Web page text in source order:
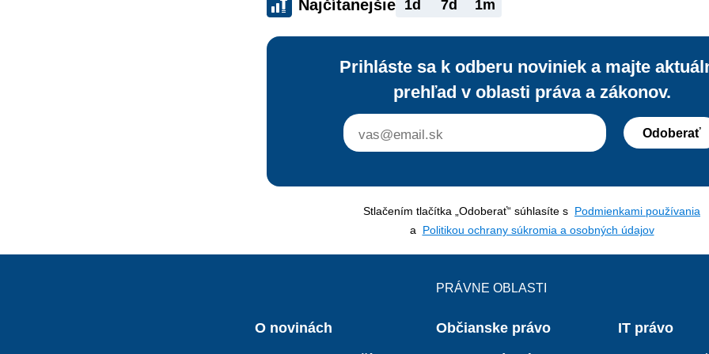
Najčítanejšie 1d 7d 1m
Prihláste sa k odberu noviniek a majte
prehľad v oblasti práva a zákonov.
Odoberať
Stlačením tlačítka „Odoberať“ súhlasíte s Podmienkami používania
a Politikou ochrany súkromia a osobných údajov
O novinách
PRÁVNE OBLASTI
Občianske právo
IT právo